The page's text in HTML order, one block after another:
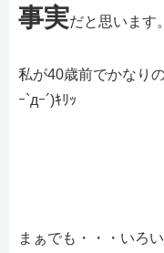
事実だと思います。
私が40歳前でかなり
ｰ`дｰ´)ｷﾘｯ
まぁでも・・・いろ